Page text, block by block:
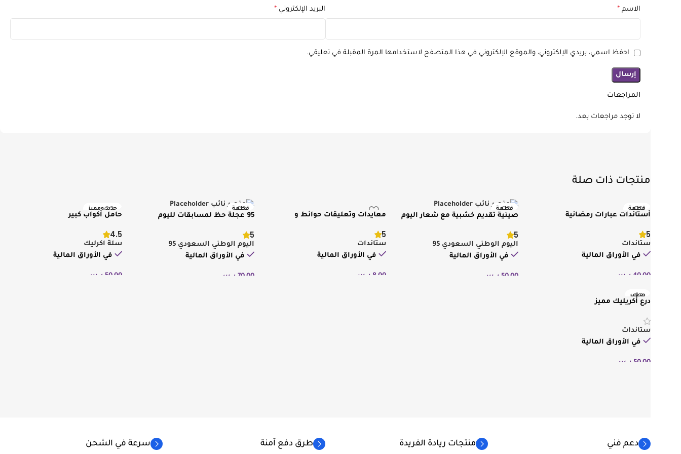
المراجعات
لا توجد مراجعات بعد.
الاسم * البريد الإلكتروني *
احفظ اسمي، بريدي الإلكتروني، والموقع الإلكتروني في هذا المتصفح لاستخدامها المرة المقبلة في تعليقي.
منتجات ذات صلة
قطعة
أستاندات عبارات رمضانية
5
ستاندات
في الأوراق المالية
40,00 ر.س
قطعة
جديد ومميز
صينية تقديم خشبية مع شعار اليوم
5
اليوم الوطني السعودي 95
في الأوراق المالية
50,00 ر.س
معايدات وتعليقات حوائط و
5
ستاندات
في الأوراق المالية
8,00 ر.س
قطعة
جديد ومميز
95 عجلة حظ لمسابقات لليوم
5
اليوم الوطني السعودي 95
في الأوراق المالية
70,00 ر.س
جديد ومميز
حامل أكواب كبير
4.5
سلة اكرليك
في الأوراق المالية
50,00 ر.س
صغير
درع أكريليك مميز
ستاندات
في الأوراق المالية
50,00 ر.س
دعم فني منتجات ريادة الفريدة طرق دفع آمنة سرعة في الشحن